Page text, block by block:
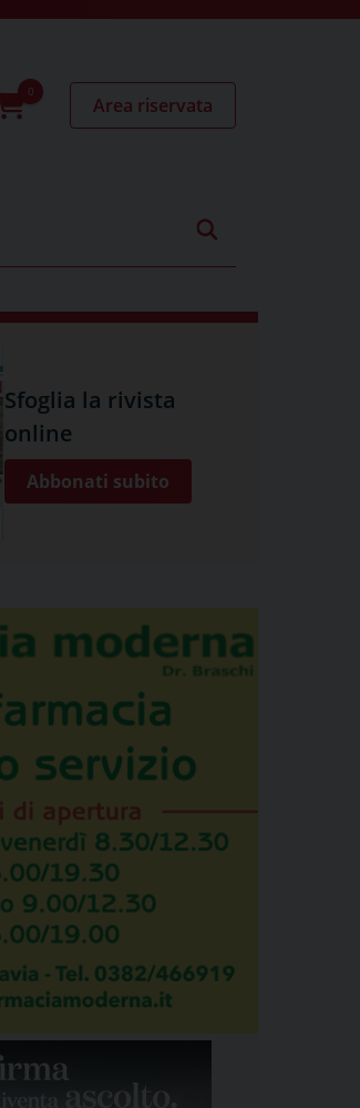
0
Area riservata
Sfoglia la rivista
online
Abbonati subito